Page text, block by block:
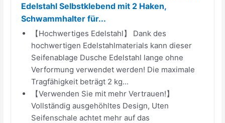
Edelstahl Selbstklebend mit 2 Haken,
Schwammhalter für...
【Hochwertiges Edelstahl】 Dank des
hochwertigen Edelstahlmaterials kann dieser
Seifenablage Dusche Edelstahl lange ohne
Verformung verwendet werden! Die maximale
Tragfähigkeit beträgt 2 kg...
【Verwenden Sie mit mehr Vertrauen!】
Vollständig ausgehöhltes Design, Uten
Seifenschale achtet mehr auf das